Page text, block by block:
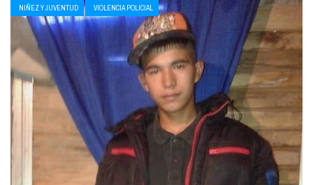
NIÑEZ Y JUVENTUD VIOLENCIA POLICIAL